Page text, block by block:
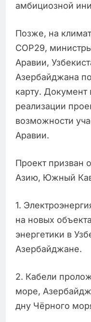
амбициозной
Позже, на
COP29,
Аравии,
Азербайджана
карту. Документ
реализации
возможности
Аравии.
Проект призван
Азию, Южный
1.
на новых
энергетики в
Азербайджане.
2. Кабели
море,
дну Чёрного